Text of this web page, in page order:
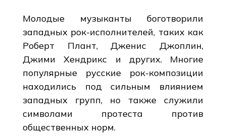
Молодые музыканты боготворили
западных рок-исполнителей, таких как
Роберт Плант, Дженис Джоплин,
Джими Хендрикс и других. Многие
популярные русские рок-композиции
находились под сильным влиянием
западных групп, но также служили
символами протеста против
общественных норм.